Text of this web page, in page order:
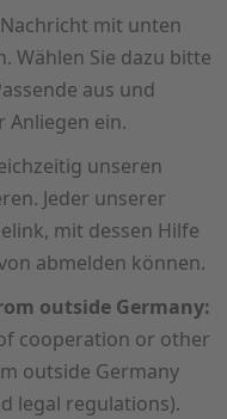
mit unten
Wählen Sie dazu bitte
aus und
Anliegen ein.
unseren
Jeder unserer
mit dessen Hilfe
abmelden können.
outside Germany:
cooperation or other
outside Germany
legal regulations).